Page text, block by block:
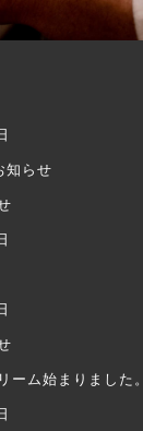
知らせ
ーム始まりました。